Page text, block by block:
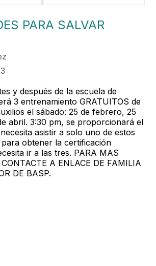
PARA SALVAR
y después de la escuela de
3 entrenamiento GRATUITOS de
el sábado: 25 de febrero, 25
abril. 3:30 pm, se proporcionará el
asistir a solo uno de estos
obtener la certificación
ir a las tres. PARA MAS
A ENLACE DE FAMILIA
DE BASP.